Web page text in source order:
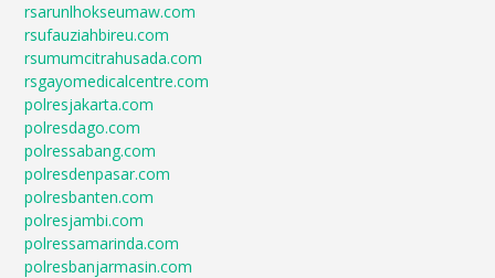
rsarunlhokseumaw.com
rsufauziahbireu.com
rsumumcitrahusada.com
rsgayomedicalcentre.com
polresjakarta.com
polresdago.com
polressabang.com
polresdenpasar.com
polresbanten.com
polresjambi.com
polressamarinda.com
polresbanjarmasin.com